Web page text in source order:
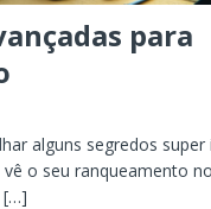
para
alguns segredos
o seu ranqueamento
[…]